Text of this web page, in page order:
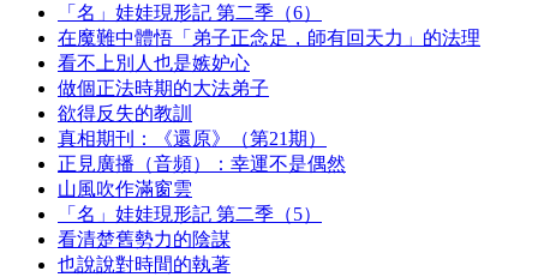
「名」娃娃現形記 第二季（6）
在魔難中體悟「弟子正念足，師有回天力」的法理
看不上別人也是嫉妒心
做個正法時期的大法弟子
欲得反失的教訓
真相期刊：《還原》（第21期）
正見廣播（音頻）：幸運不是偶然
山風吹作滿窗雲
「名」娃娃現形記 第二季（5）
看清楚舊勢力的陰謀
也說說對時間的執著